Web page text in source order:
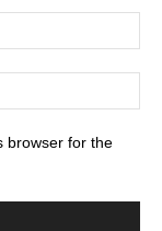
browser for the